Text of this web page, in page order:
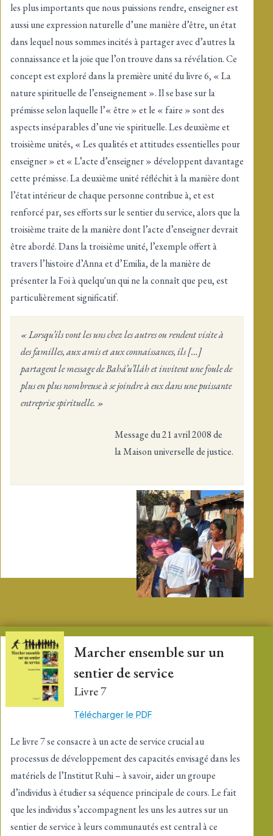
les plus importants que nous puissions rendre, enseigner est
aussi une expression naturelle d’une manière d’être, un état
dans lequel nous sommes incités à partager avec d’autres la
connaissance et la joie que l’on trouve dans sa révélation. Ce
concept est exploré dans la première unité du livre 6, « La
nature spirituelle de l’enseignement ». Il se base sur la
prémisse selon laquelle l’« être » et le « faire » sont des
aspects inséparables d’une vie spirituelle. Les deuxième et
troisième unités, « Les qualités et attitudes essentielles pour
enseigner » et « L’acte d’enseigner » développent davantage
cette prémisse. La deuxième unité réfléchit à la manière dont
l’état intérieur de chaque personne contribue à, et est
renforcé par, ses efforts sur le sentier du service, alors que la
troisième traite de la manière dont l’acte d’enseigner devrait
être abordé. Dans la troisième unité, l’exemple offert à
travers l’histoire d’Anna et d’Emilia, de la manière de
présenter la Foi à quelqu'un qui ne la connaît que peu, est
particulièrement significatif.
« Lorsqu’ils vont les uns chez les autres ou rendent visite à
des familles, aux amis et aux connaissances, ils […]
partagent le message de Bahá’u’lláh et invitent une foule de
plus en plus nombreuse à se joindre à eux dans une puissante
entreprise spirituelle. »
Message du 21 avril 2008 de
la Maison universelle de justice.
Marcher ensemble sur un
sentier de service
Livre 7
Télécharger le PDF
Le livre 7 se consacre à un acte de service crucial au
processus de développement des capacités envisagé dans les
matériels de l’Institut Ruhi – à savoir, aider un groupe
d’individus à étudier sa séquence principale de cours. Le fait
que les individus s’accompagnent les uns les autres sur un
sentier de service à leurs communautés est central à ce